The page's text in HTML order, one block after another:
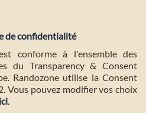
de confidentialité
conforme à l'ensemble des
du Transparency & Consent
Randozone utilise la Consent
Vous pouvez modifier vos choix
.